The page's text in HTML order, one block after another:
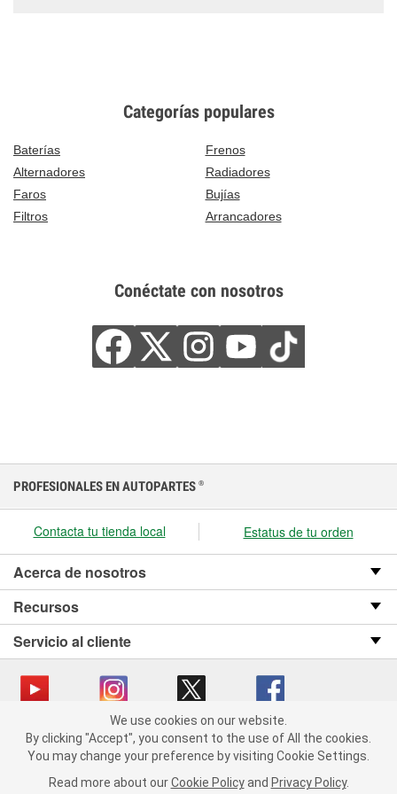
Categorías populares
Baterías
Frenos
Alternadores
Radiadores
Faros
Bujías
Filtros
Arrancadores
Conéctate con nosotros
We use cookies on our website. By clicking "Accept", you consent
to the use of All the cookies.
You may change your preference by visiting Cookie Settings.
Read more about our Cookie Policy and Privacy Policy.
PROFESIONALES EN AUTOPARTES ®
Contacta tu tienda local Estatus de tu orden
Acerca de nosotros
Recursos
Servicio al cliente
Copyright © 2008-2026 O’Reilly Auto Parts v OST_3.2.0.0.729 (3) cv1361
catalog_main
Política de privacidad
Ley de transparencia en las cadenas de suministro
We use cookies on our website.
By clicking "Accept", you consent to the use of All the cookies.
You may change your preference by visiting Cookie Settings.
Read more about our Cookie Policy and Privacy Policy.